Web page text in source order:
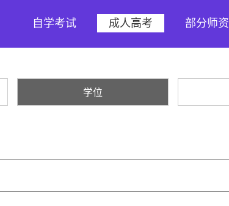
自学考试 成人高考 部分师资
学位